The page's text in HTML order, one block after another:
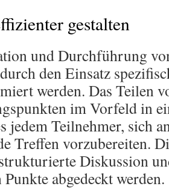
gestalten
und Durchführung
den Einsatz
werden. Das Teilen
im Vorfeld in
jedem Teilnehmer, sich
Treffen vorzubereiten.
Diskussion
abgedeckt werden.